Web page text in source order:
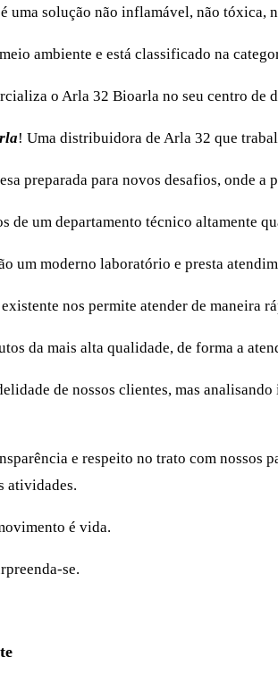
uma solução não inflamável, não tóxica,
ambiente e está classificado na
o Arla 32 Bioarla no seu centro de
! Uma distribuidora de Arla 32 que
preparada para novos desafios, onde
de um departamento técnico altamente
um moderno laboratório e presta
nos permite atender de maneira
da mais alta qualidade, de forma a
de nossos clientes, mas
e respeito no trato com nossos
atividades.
é vida.
se.